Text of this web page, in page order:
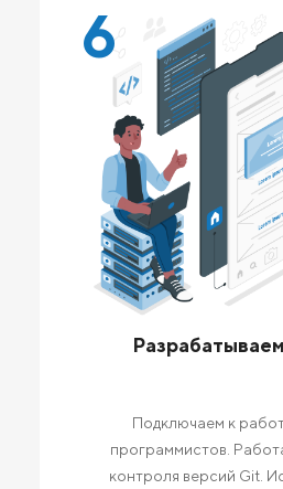
6
Подключаем к
программистов.
контроля версий Git.